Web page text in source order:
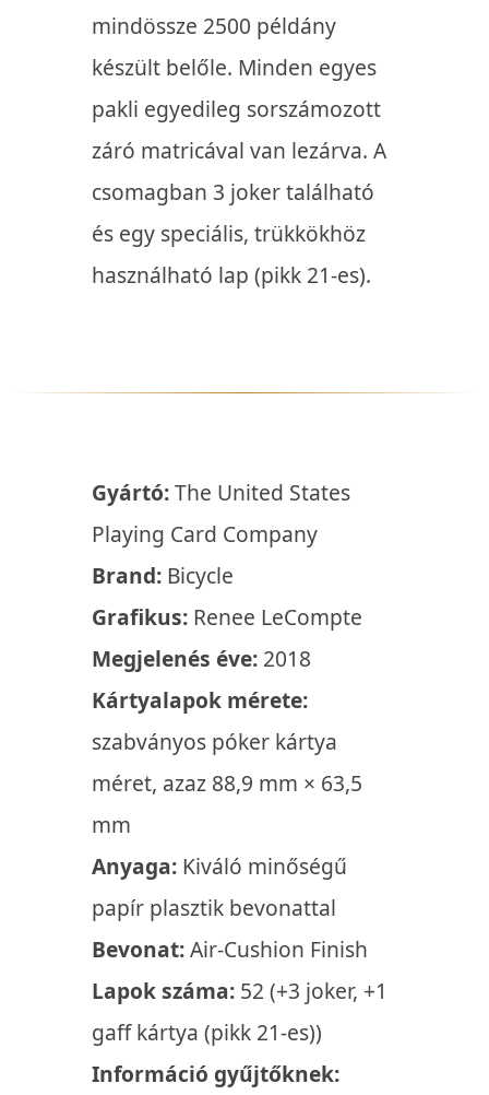
mindössze 2500 példány
készült belőle. Minden egyes
pakli egyedileg sorszámozott
záró matricával van lezárva. A
csomagban 3 joker található
és egy speciális, trükkökhöz
használható lap (pikk 21-es).
Gyártó:The United States
Playing Card Company
Brand: Bicycle
Grafikus: Renee LeCompte
Megjelenés éve: 2018
Kártyalapok mérete:
szabványos póker kártya
méret, azaz 88,9 mm × 63,5
mm
Anyaga: Kiváló minőségű
papír plasztik bevonattal
Bevonat:Air-Cushion Finish
Lapok száma: 52 (+3 joker, +1
gaff kártya (pikk 21-es))
Információ gyűjtőknek: